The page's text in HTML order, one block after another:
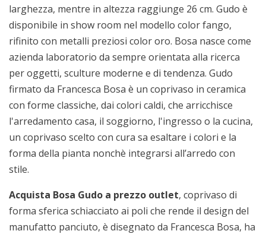
larghezza, mentre in altezza raggiunge 26 cm. Gudo è
disponibile in show room nel modello color fango,
rifinito con metalli preziosi color oro. Bosa nasce come
azienda laboratorio da sempre orientata alla ricerca
per oggetti, sculture moderne e di tendenza. Gudo
firmato da Francesca Bosa è un coprivaso in ceramica
con forme classiche, dai colori caldi, che arricchisce
l'arredamento casa, il soggiorno, l'ingresso o la cucina,
un coprivaso scelto con cura sa esaltare i colori e la
forma della pianta nonchè integrarsi all’arredo con
stile.
Acquista Bosa Gudo a prezzo outlet, coprivaso di
forma sferica schiacciato ai poli che rende il design del
manufatto panciuto, è disegnato da Francesca Bosa, ha